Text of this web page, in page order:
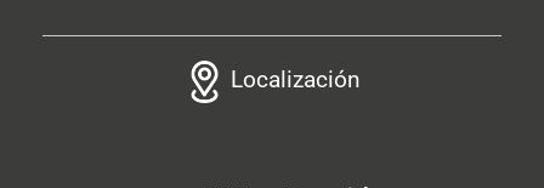
Localización